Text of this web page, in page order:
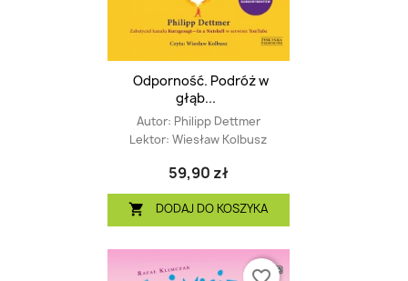
Odporność. Podróż w
głąb...
Autor: Philipp Dettmer
Lektor: Wiesław Kolbusz
59,90 zł
 DODAJ DO KOSZYKA